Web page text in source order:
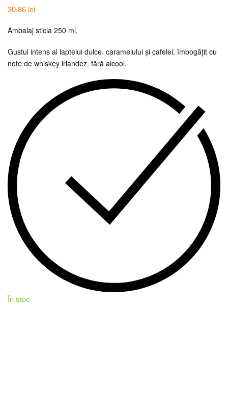
30,86 lei
Ambalaj sticla 250 ml.
Gustul intens al laptelui dulce. caramelului și cafelei. îmbogățit cu
note de whiskey irlandez. fără alcool.
În stoc